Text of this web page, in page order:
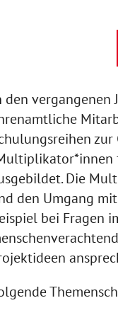
den vergangenen
Die
den Umgang
bei Fragen